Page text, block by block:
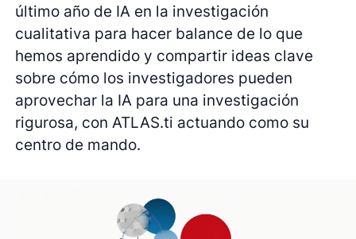
último año de IA en la investigación
cualitativa para hacer balance de lo que
hemos aprendido y compartir ideas clave
sobre cómo los investigadores pueden
aprovechar la IA para una investigación
rigurosa, con ATLAS.ti actuando como su
centro de mando.